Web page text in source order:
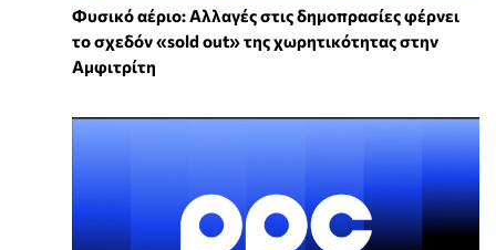
Φυσικό αέριο: Αλλαγές στις δημοπρασίες φέρνει
το σχεδόν «sold out» της χωρητικότητας στην
Αμφιτρίτη